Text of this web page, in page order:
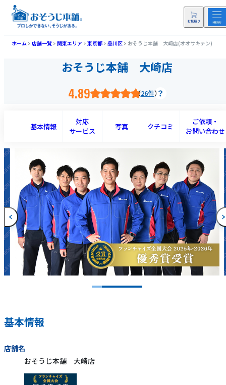
ホーム 店舗一覧 関東エリア 東京都 品川区 おそうじ本舗 大崎店(オオサキテン)
おそうじ本舗 大崎店
4.89 26件
基本情報
対応
サービス
写真 クチコミ
ご依頼・
お問い合わせ
基本情報
店舗名
おそうじ本舗 大崎店